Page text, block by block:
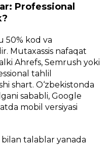
Professional
50% kod va
Mutaxassis nafaqat
Ahrefs, Semrush yoki
tahlil
shart. O‘zbekistonda
sababli, Google
mobil versiyasi
talablar yanada